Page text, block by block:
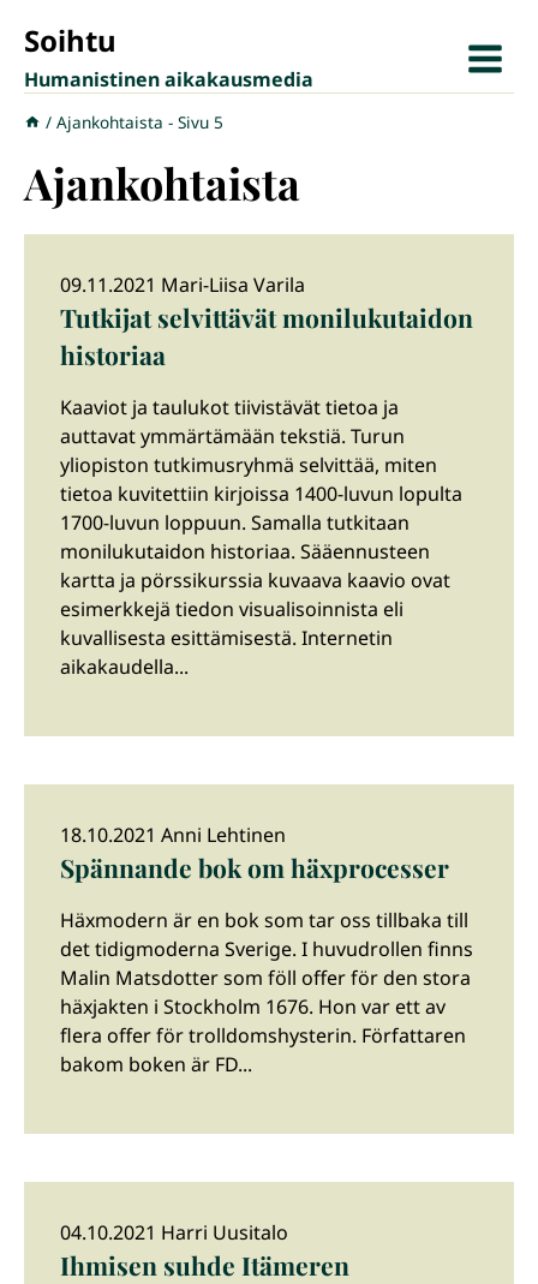
sisältöön
Soihtu
Humanistinen aikakausmedia
/ Ajankohtaista - Sivu 5
Ajankohtaista
09.11.2021 Mari-Liisa Varila
Tutkijat selvittävät monilukutaidon
historiaa
Kaaviot ja taulukot tiivistävät tietoa ja
auttavat ymmärtämään tekstiä. Turun
yliopiston tutkimusryhmä selvittää, miten
tietoa kuvitettiin kirjoissa 1400-luvun lopulta
1700-luvun loppuun. Samalla tutkitaan
monilukutaidon historiaa. Sääennusteen
kartta ja pörssikurssia kuvaava kaavio ovat
esimerkkejä tiedon visualisoinnista eli
kuvallisesta esittämisestä. Internetin
aikakaudella...
18.10.2021 Anni Lehtinen
Spännande bok om häxprocesser
Häxmodern är en bok som tar oss tillbaka till
det tidigmoderna Sverige. I huvudrollen finns
Malin Matsdotter som föll offer för den stora
häxjakten i Stockholm 1676. Hon var ett av
flera offer för trolldomshysterin. Författaren
bakom boken är FD...
04.10.2021 Harri Uusitalo
Ihmisen suhde Itämeren